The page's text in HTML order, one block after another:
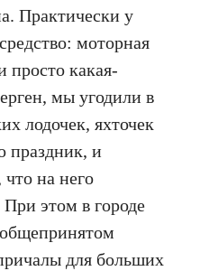
Практически у
моторная
просто какая-
мы угодили в
лодочек, яхточек
праздник, и
на него
При этом в городе
для больших